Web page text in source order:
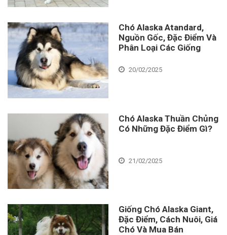
Chó Alaska Atandard,
Nguồn Gốc, Đặc Điểm Và
Phân Loại Các Giống
20/02/2025
Chó Alaska Thuần Chủng
Có Những Đặc Điểm Gì?
21/02/2025
Giống Chó Alaska Giant,
Đặc Điểm, Cách Nuôi, Giá
Chó Và Mua Bán